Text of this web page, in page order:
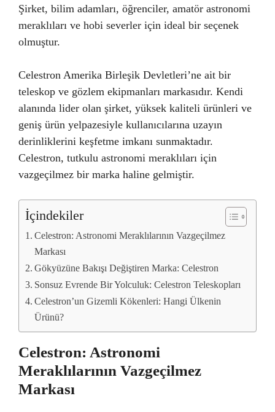
Şirket, bilim adamları, öğrenciler, amatör astronomi
meraklıları ve hobi severler için ideal bir seçenek
olmuştur.
Celestron Amerika Birleşik Devletleri’ne ait bir
teleskop ve gözlem ekipmanları markasıdır. Kendi
alanında lider olan şirket, yüksek kaliteli ürünleri ve
geniş ürün yelpazesiyle kullanıcılarına uzayın
derinliklerini keşfetme imkanı sunmaktadır.
Celestron, tutkulu astronomi meraklıları için
vazgeçilmez bir marka haline gelmiştir.
İçindekiler
Celestron: Astronomi Meraklılarının Vazgeçilmez
Markası
Gökyüzüne Bakışı Değiştiren Marka: Celestron
Sonsuz Evrende Bir Yolculuk: Celestron Teleskopları
Celestron’un Gizemli Kökenleri: Hangi Ülkenin
Ürünü?
Celestron: Astronomi
Meraklılarının Vazgeçilmez
Markası